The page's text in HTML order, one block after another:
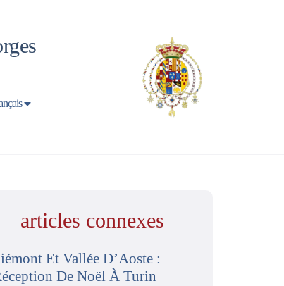
articles connexes
Et Vallée D’Aoste :
De Noël À Turin